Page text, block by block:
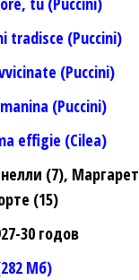
tradisce (Puccini)
(Puccini)
(Puccini)
effigie (Cilea)
(7),
(15)
30 годов
Мб)